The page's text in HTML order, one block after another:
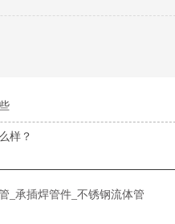
样？
_承插焊管件_不锈钢流体管